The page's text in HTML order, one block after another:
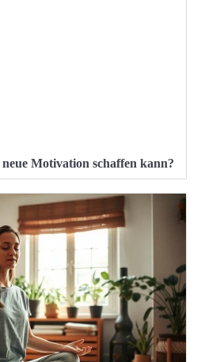
Motivation schaffen kann?